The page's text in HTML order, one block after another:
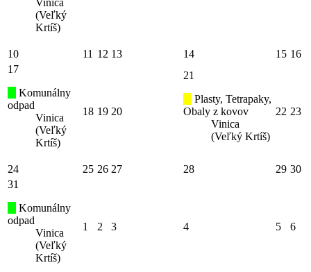
Vinica
(Veľký
Krtíš)
10 11 12 13 14 15 16
17
Komunálny
odpad
Vinica
(Veľký
Krtíš)
18 19 20
21
Plasty, Tetrapaky,
Obaly z kovov
Vinica
(Veľký Krtíš)
22 23
24 25 26 27 28 29 30
31
Komunálny
odpad
Vinica
(Veľký
Krtíš)
1 2 3 4 5 6